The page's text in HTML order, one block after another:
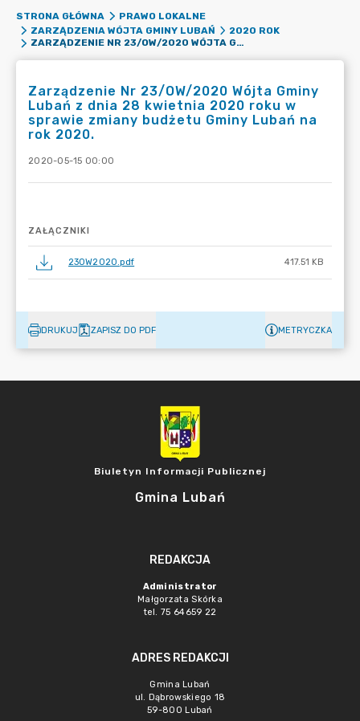
STRONA GŁÓWNA
PRAWO LOKALNE
ZARZĄDZENIA WÓJTA GMINY LUBAŃ
2020 ROK
ZARZĄDZENIE NR 23/OW/2020 WÓJTA GMINY LUBAŃ Z DNIA 28 KWIETNIA 2020 ROKU W SPRAWIE ZMIANY BUDŻETU GMINY LUBAŃ NA ROK 2020.
Zarządzenie Nr 23/OW/2020 Wójta Gminy
Lubań z dnia 28 kwietnia 2020 roku w
sprawie zmiany budżetu Gminy Lubań na
rok 2020.
2020-05-15 00:00
ZAŁĄCZNIKI
23OW2020.pdf 417.51 KB
DRUKUJ ZAPISZ DO PDF METRYCZKA
Biuletyn Informacji Publicznej
Gmina Lubań
REDAKCJA
Administrator
Małgorzata Skórka
tel. 75 64659 22
ADRES REDAKCJI
Gmina Lubań
ul. Dąbrowskiego 18
59-800 Lubań